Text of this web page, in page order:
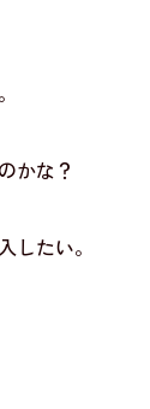
かな？
したい。